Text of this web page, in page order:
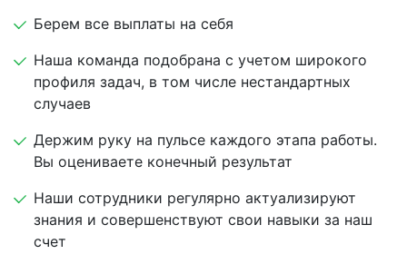
Берем все выплаты на себя
Наша команда подобрана с учетом широкого
профиля задач, в том числе нестандартных
случаев
Держим руку на пульсе каждого этапа работы.
Вы оцениваете конечный результат
Наши сотрудники регулярно актуализируют
знания и совершенствуют свои навыки за наш
счет